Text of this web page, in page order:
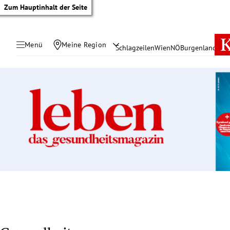
Zum Hauptinhalt der Seite
Menü Meine Region SchlagzeilenWienNÖBurgenland
Untermenü